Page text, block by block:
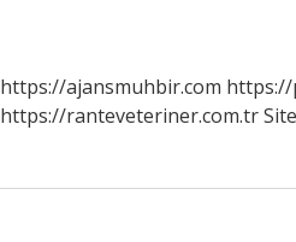
https://ajansmuhbir.com https://
https://ranteveteriner.com.tr